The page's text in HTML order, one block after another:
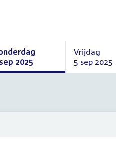
2025
Vrijdag
5 sep 2025
Vrijdag